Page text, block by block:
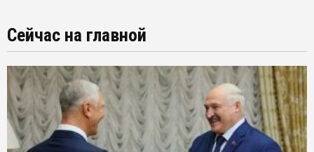
Сейчас на главной